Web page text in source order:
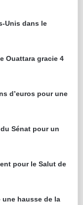
Unis dans le
Ouattara gracie 4
d’euros pour une
Sénat pour un
pour le Salut de
hausse de la